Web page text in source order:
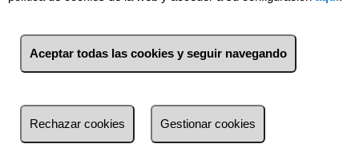
Aceptar todas las cookies y seguir navegando
Rechazar cookies Gestionar cookies